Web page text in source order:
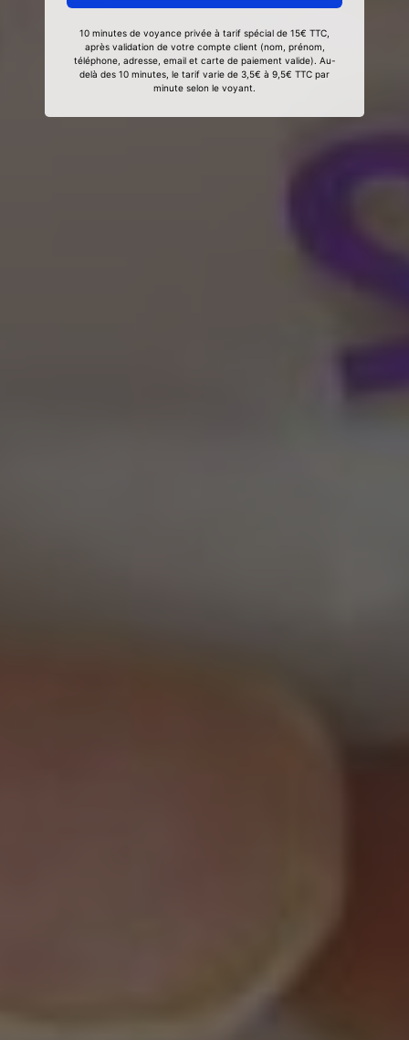
10 minutes de voyance privée à tarif spécial de 15€ TTC,
après validation de votre compte client (nom, prénom,
téléphone, adresse, email et carte de paiement valide). Au-
delà des 10 minutes, le tarif varie de 3,5€ à 9,5€ TTC par
minute selon le voyant.